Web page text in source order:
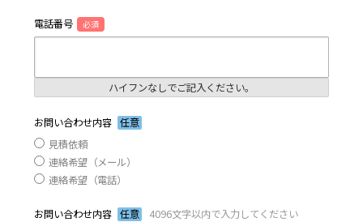
電話番号 必須
ハイフンなしでご記入ください。
お問い合わせ内容 任意
見積依頼
連絡希望（メール）
連絡希望（電話）
お問い合わせ内容 任意 4096文字以内で入力してください